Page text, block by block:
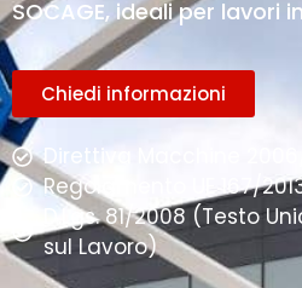
SOCAGE, ideali per lavori
Chiedi informazioni
Direttiva Macchine
Regolamento UE 167/
D.Lgs. 81/2008 (Testo
sul Lavoro)